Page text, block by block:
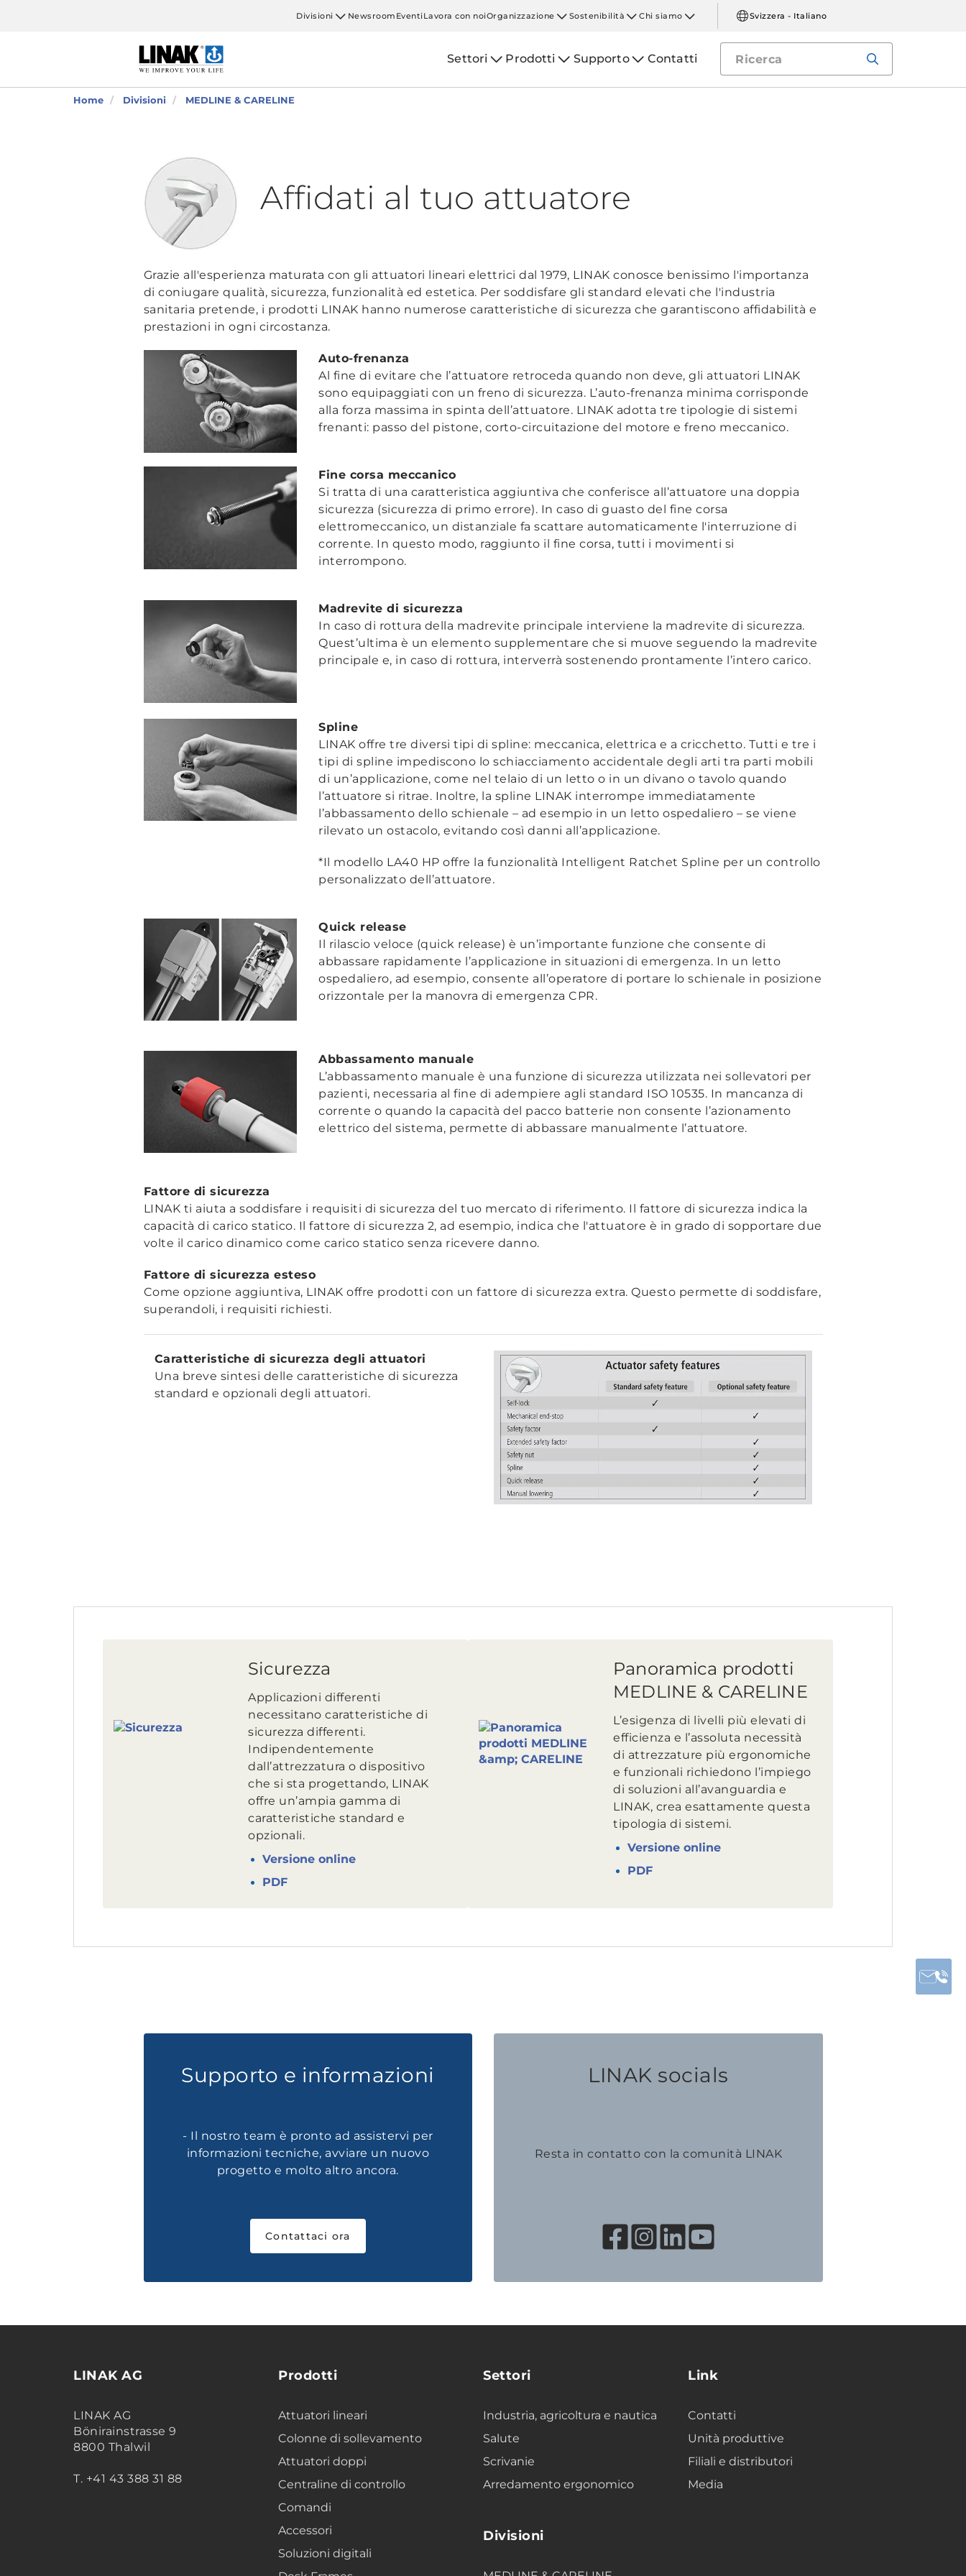
Divisioni Newsroom EventiLavora con noiOrganizzazione Sostenibilità Chi siamo Svizzera - Italiano
Settori Prodotti Supporto Contatti
Home Divisioni MEDLINE & CARELINE
Affidati al tuo attuatore
Grazie all'esperienza maturata con gli attuatori lineari elettrici dal 1979, LINAK conosce benissimo l'importanza
di coniugare qualità, sicurezza, funzionalità ed estetica. Per soddisfare gli standard elevati che l'industria
sanitaria pretende, i prodotti LINAK hanno numerose caratteristiche di sicurezza che garantiscono affidabilità e
prestazioni in ogni circostanza.
Auto-frenanza
Al fine di evitare che l’attuatore retroceda quando non deve, gli attuatori LINAK
sono equipaggiati con un freno di sicurezza. L’auto-frenanza minima corrisponde
alla forza massima in spinta dell’attuatore. LINAK adotta tre tipologie di sistemi
frenanti: passo del pistone, corto-circuitazione del motore e freno meccanico.
Fine corsa meccanico
Si tratta di una caratteristica aggiuntiva che conferisce all’attuatore una doppia
sicurezza (sicurezza di primo errore). In caso di guasto del fine corsa
elettromeccanico, un distanziale fa scattare automaticamente l'interruzione di
corrente. In questo modo, raggiunto il fine corsa, tutti i movimenti si
interrompono.
Madrevite di sicurezza
In caso di rottura della madrevite principale interviene la madrevite di sicurezza.
Quest’ultima è un elemento supplementare che si muove seguendo la madrevite
principale e, in caso di rottura, interverrà sostenendo prontamente l’intero carico.
Spline
LINAK offre tre diversi tipi di spline: meccanica, elettrica e a cricchetto. Tutti e tre i
tipi di spline impediscono lo schiacciamento accidentale degli arti tra parti mobili
di un’applicazione, come nel telaio di un letto o in un divano o tavolo quando
l’attuatore si ritrae. Inoltre, la spline LINAK interrompe immediatamente
l’abbassamento dello schienale – ad esempio in un letto ospedaliero – se viene
rilevato un ostacolo, evitando così danni all’applicazione.
*Il modello LA40 HP offre la funzionalità Intelligent Ratchet Spline per un controllo
personalizzato dell’attuatore.
Quick release
Il rilascio veloce (quick release) è un’importante funzione che consente di
abbassare rapidamente l’applicazione in situazioni di emergenza. In un letto
ospedaliero, ad esempio, consente all’operatore di portare lo schienale in posizione
orizzontale per la manovra di emergenza CPR.
Abbassamento manuale
L’abbassamento manuale è una funzione di sicurezza utilizzata nei sollevatori per
pazienti, necessaria al fine di adempiere agli standard ISO 10535. In mancanza di
corrente o quando la capacità del pacco batterie non consente l’azionamento
elettrico del sistema, permette di abbassare manualmente l’attuatore.
Fattore di sicurezza
LINAK ti aiuta a soddisfare i requisiti di sicurezza del tuo mercato di riferimento. Il fattore di sicurezza indica la
capacità di carico statico. Il fattore di sicurezza 2, ad esempio, indica che l'attuatore è in grado di sopportare due
volte il carico dinamico come carico statico senza ricevere danno.
Fattore di sicurezza esteso
Come opzione aggiuntiva, LINAK offre prodotti con un fattore di sicurezza extra. Questo permette di soddisfare,
superandoli, i requisiti richiesti.
Caratteristiche di sicurezza degli attuatori
Una breve sintesi delle caratteristiche di sicurezza
standard e opzionali degli attuatori.
Sicurezza
Applicazioni differenti
necessitano caratteristiche di
sicurezza differenti.
Indipendentemente
dall’attrezzatura o dispositivo
che si sta progettando, LINAK
offre un’ampia gamma di
caratteristiche standard e
opzionali.
Versione online
PDF
Panoramica prodotti
MEDLINE & CARELINE
L’esigenza di livelli più elevati di
efficienza e l’assoluta necessità
di attrezzature più ergonomiche
e funzionali richiedono l’impiego
di soluzioni all’avanguardia e
LINAK, crea esattamente questa
tipologia di sistemi.
Versione online
PDF
Supporto e informazioni
- Il nostro team è pronto ad assistervi per
informazioni tecniche, avviare un nuovo
progetto e molto altro ancora.
Contattaci ora
LINAK socials
Resta in contatto con la comunità LINAK
LINAK AG
LINAK AG
Bönirainstrasse 9
8800 Thalwil
T. +41 43 388 31 88
Prodotti
Attuatori lineari
Colonne di sollevamento
Attuatori doppi
Centraline di controllo
Comandi
Accessori
Soluzioni digitali
Settori
Industria, agricoltura e nautica
Salute
Scrivanie
Arredamento ergonomico
Divisioni
Link
Contatti
Unità produttive
Filiali e distributori
Media